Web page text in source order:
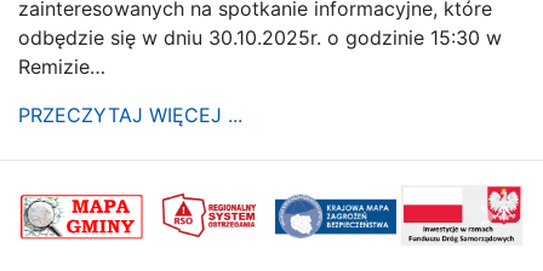
zainteresowanych na spotkanie informacyjne, które
odbędzie się w dniu 30.10.2025r. o godzinie 15:30 w
Remizie…
PRZECZYTAJ WIĘCEJ ...
poprzednii